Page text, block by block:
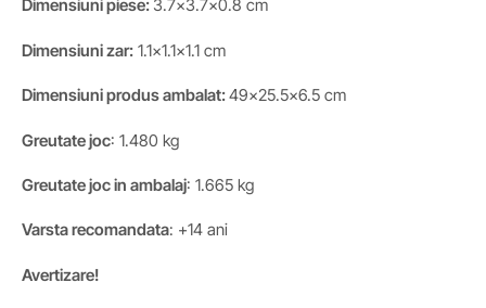
Dimensiuni piese: 3.7×3.7×0.8 cm
Dimensiuni zar: 1.1×1.1×1.1 cm
Dimensiuni produs ambalat:49×25.5×6.5 cm
Greutate joc: 1.480 kg
Greutate joc in ambalaj: 1.665 kg
Varsta recomandata: +14 ani
Avertizare!